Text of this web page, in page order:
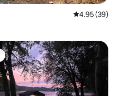
Calificación
4.95 (39)